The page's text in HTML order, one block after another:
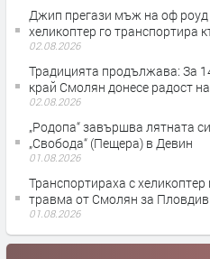
Джип прегази мъж на оф роуд
хеликоптер го транспортира
02.08.2026
Традицията продължава: За
край Смолян донесе радост
02.08.2026
„Родопа“ завършва лятната
„Свобода“ (Пещера) в Девин
01.08.2026
Транспортираха с
травма от Смолян за Пловдив
01.08.2026